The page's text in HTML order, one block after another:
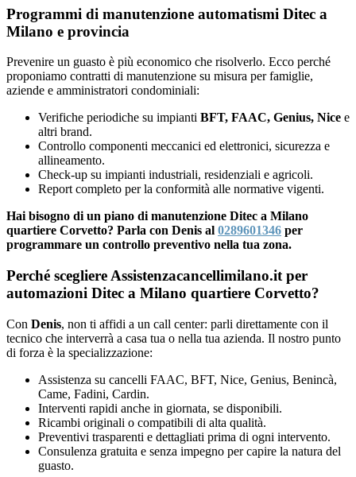
Programmi di manutenzione automatismi Ditec a
Milano e provincia
Prevenire un guasto è più economico che risolverlo. Ecco perché
proponiamo contratti di manutenzione su misura per famiglie,
aziende e amministratori condominiali:
Verifiche periodiche su impianti BFT, FAAC, Genius, Nice e
altri brand.
Controllo componenti meccanici ed elettronici, sicurezza e
allineamento.
Check-up su impianti industriali, residenziali e agricoli.
Report completo per la conformità alle normative vigenti.
Hai bisogno di un piano di manutenzione Ditec a Milano
quartiere Corvetto? Parla con Denis al 0289601346 per
programmare un controllo preventivo nella tua zona.
Perché scegliere Assistenzacancellimilano.it per
automazioni Ditec a Milano quartiere Corvetto?
Con Denis, non ti affidi a un call center: parli direttamente con il
tecnico che interverrà a casa tua o nella tua azienda. Il nostro punto
di forza è la specializzazione:
Assistenza su cancelli FAAC, BFT, Nice, Genius, Benincà,
Came, Fadini, Cardin.
Interventi rapidi anche in giornata, se disponibili.
Ricambi originali o compatibili di alta qualità.
Preventivi trasparenti e dettagliati prima di ogni intervento.
Consulenza gratuita e senza impegno per capire la natura del
guasto.